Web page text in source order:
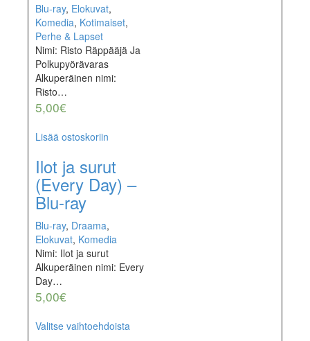
Blu-ray, Elokuvat,
Komedia, Kotimaiset,
Perhe & Lapset
Nimi: Risto Räppääjä Ja
Polkupyörävaras
Alkuperäinen nimi:
Risto…
5,00€
Lisää ostoskoriin
Ilot ja surut
(Every Day) –
Blu-ray
Blu-ray, Draama,
Elokuvat, Komedia
Nimi: Ilot ja surut
Alkuperäinen nimi: Every
Day…
5,00€
Valitse vaihtoehdoista